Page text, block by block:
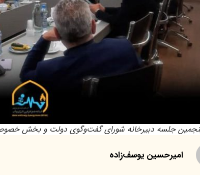
جلسه دبیرخانه شورای گفت‌وگوی دولت و بخش
امیرحسین یوسف‌زاده